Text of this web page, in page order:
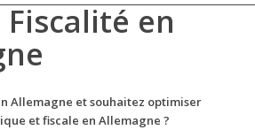
en
Allemagne et souhaitez optimiser
et fiscale en Allemagne ?